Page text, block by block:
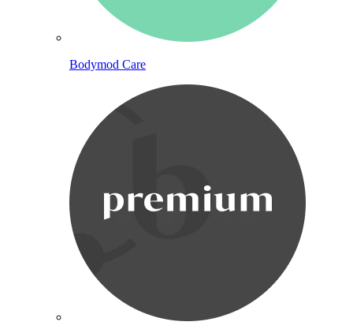
Bodymod Care